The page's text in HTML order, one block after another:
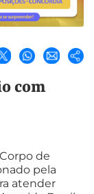
com
de
pela
atender